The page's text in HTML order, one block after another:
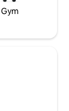
Gym